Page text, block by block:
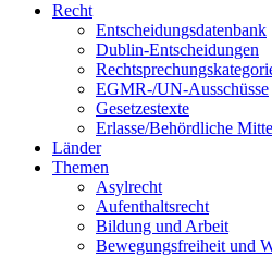
Recht
Entscheidungsdatenbank
Dublin-Entscheidungen
EGMR-/UN-Ausschüsse
Gesetzestexte
Erlasse/Behördliche
Länder
Themen
Asylrecht
Aufenthaltsrecht
Bildung und Arbeit
Bewegungsfreiheit und